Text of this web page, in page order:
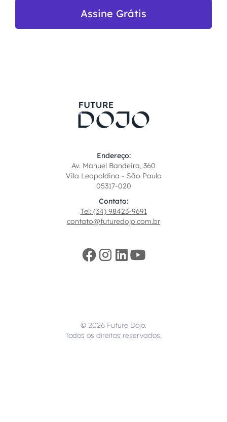
Assine Grátis
Endereço:
Av. Manuel Bandeira, 360
Vila Leopoldina - São Paulo
05317-020
Contato:
Tel: (34) 98423-9691
contato@futuredojo.com.br
© 2026 Future Dojo.
Todos os direitos reservados.